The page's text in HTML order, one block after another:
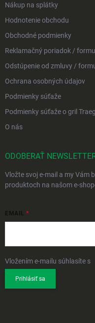
Nákup na splátky
Hodnotenie obchodu
Obchodné podmienky
Reklamačný poriadok /
Odstúpenie od zmluvy /
Ochrana osobných údajov
Podmienky súťaže
Podmienky súťaže o gril
O nás
ODOBERAŤ
Vložte svoj e-mail a my Vám
produktoch na našom e-
EMAIL
Vložením e-mailu súhlasíte s
Prihlásiť sa